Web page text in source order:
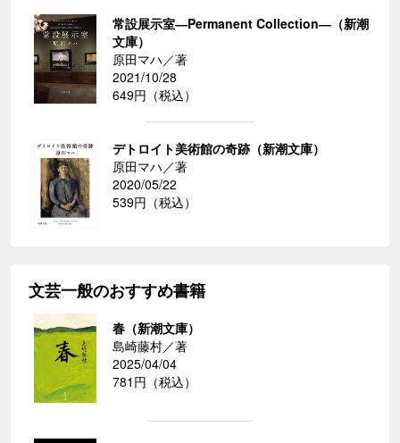
常設展示室―Permanent Collection―（新潮
文庫）
原田マハ／著
2021/10/28
649円（税込）
デトロイト美術館の奇跡（新潮文庫）
原田マハ／著
2020/05/22
539円（税込）
文芸一般のおすすめ書籍
春（新潮文庫）
島崎藤村／著
2025/04/04
781円（税込）